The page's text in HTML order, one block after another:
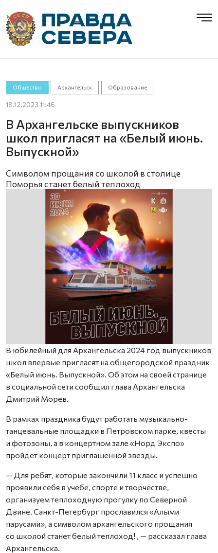
Общество Архангельск Образование
18.12.2023 11:46
В Архангельске выпускников
школ пригласят на «Белый июнь.
Выпускной»
Символом прощания со школой в столице
Поморья станет белый теплоход
В юбилейный для Архангельска 2024 год выпускников
школ впервые пригласят на общегородской праздник
«Белый июнь. Выпускной». Об этом на своей странице
в социальной сети сообщил глава Архангельска
Дмитрий Морев.
В рамках праздника будут работать музыкально-
танцевальные площадки в Петровском парке, квесты
и фотозоны, а в концертном зале «Норд Экспо»
пройдет концерт приглашенной звезды.
— Для ребят, которые закончили 11 класс и успешно
проявили себя в учебе, спорте и творчестве,
организуем теплоходную прогулку по Северной
Двине. Санкт-Петербург прославился «Алыми
парусами», а символом архангельского прощания
со школой станет белый теплоход! , — рассказал глава
Архангельска.